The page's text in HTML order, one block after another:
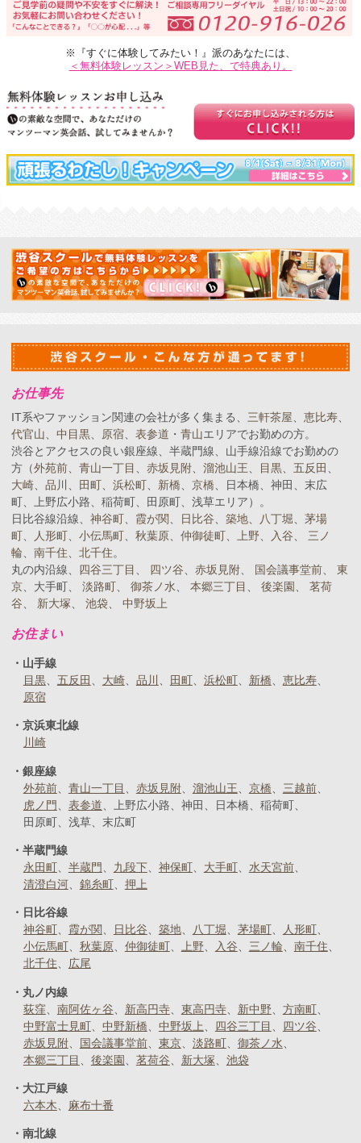
※『すぐに体験してみたい！』派のあなたには、
＜無料体験レッスン＞WEB見た、で特典あり。
お仕事先
IT系やファッション関連の会社が多く集まる、 三軒茶屋 、恵比寿
代官山 、中目黒 原宿 、表参道 ・青山エリアでお勤めの方。
渋谷とアクセスの良い銀座線、半蔵門線、山手線沿線でお勤めの
方（外苑前 、青山一丁目 、赤坂見附 、溜池山王 目黒 五反田
大崎 、品川 田町 、浜松町 新橋 、京橋 、日本橋、神田、末広
町、上野広小路、稲荷町、田原町、浅草エリア）。
日比谷線沿線、神谷町 霞が関 日比谷 、築地 八丁堀 、茅場
町
人形町 、小伝馬町 、秋葉原 、仲御徒町 上野 入谷
三ノ
輪 、南千住 、北千住。
丸の内沿線、 四谷三丁目 四ツ谷 、赤坂見附 国会議事堂前 、東
京 、大手町、淡路町 、御茶ノ水 、本郷三丁目 、後楽園 、茗荷
谷
新大塚 、池袋 、中野坂上
お住まい
山手線
目黒
五反田 大崎 品川 田町 浜松町 新橋
恵比寿
原宿
京浜東北線
川崎
銀座線
外苑前
青山一丁目 赤坂見附 溜池山王 京橋
三越前
虎ノ門
表参道 上野広小路 神田 日本橋
稲荷町
田原町
浅草 末広町
半蔵門線
永田町
半蔵門 九段下 神保町 大手町
水天宮前
清澄白河
錦糸町 押上
日比谷線
神谷町
霞が関 日比谷 築地 八丁堀 茅場町
人形町
小伝馬町
秋葉原 仲御徒町 上野 入谷 三ノ輪
南千住
北千住
広尾
丸ノ内線
荻窪
南阿佐ヶ谷 新高円寺 東高円寺 新中野
方南町
中野富士見町
中野新橋 中野坂上 四谷三丁目
四ツ谷
赤坂見附
国会議事堂前 東京 淡路町
御茶ノ水
本郷三丁目
後楽園 茗荷谷 新大塚 池袋
大江戸線
六本木
麻布十番
南北線